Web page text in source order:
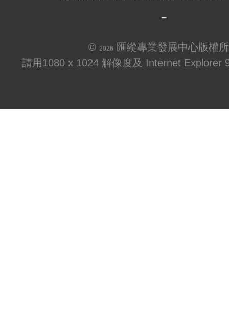
© 2026
匯縱專業發展中心版權
請用1080 x 1024 解像度及 Internet Explorer